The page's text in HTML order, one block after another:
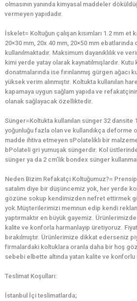
olmasının yanında kimyasal maddeler
vermeyen yapıdadır.
İskelet= Koltuğun çalışan kısımları 1.2 mm et
20×30 mm, 20x 40 mm, 20×50 mm ebatlarında
kullanılmaktadır. Maksimum dayanıklılık ve
kimi yerde yatay olarak kaynatılmışlardır. Kutu
donatmalarında ise fırınlanmış gürgen ağacı
yüksek verim alınmıştır. Koltukta kullanılan
kapamaya uygun sağlam yapıda ve
olanak sağlayacak özelliktedir.
Sünger=Koltukta kullanılan sünger 32 dansite
yoğunluğu fazla olan ve kullandıkça deforme
madde ihtiva etmeyen sPolateliklı bir
bPolateli gri yumuşak süngerdir. Kol
sünger ya da 2 cm’lik bondex sünger
Neden Bizim Refakatçi Koltuğumuz?=
satalım diye bir düşüncemiz yok, her yerde
gözüne sokup kendimizden nefret ettirmek
yok.Müşterilerimizi memnun edip kendi
yaptırmaktır en büyük gayemiz.
kalite ve konforla harmanlayıp üretiyoruz.
bırakılmıştır. Ürünlerimize dikkat ederseniz
firmalardaki koltuklara oranla daha bir hoş
sebebi elbette altında yatan kalite ve
Teslimat Koşulları:
İstanbul İçi teslimatlarda;